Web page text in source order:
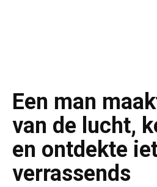
Een man
van de lucht,
en ontdekte
verrassends